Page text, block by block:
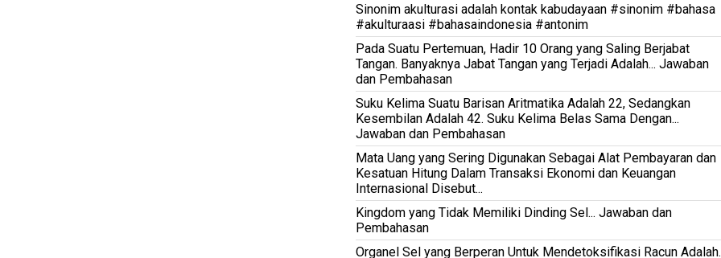
Sinonim akulturasi adalah kontak kabudayaan #sinonim #bahasa
#akulturaasi #bahasaindonesia #antonim
Pada Suatu Pertemuan, Hadir 10 Orang yang Saling Berjabat
Tangan. Banyaknya Jabat Tangan yang Terjadi Adalah... Jawaban
dan Pembahasan
Suku Kelima Suatu Barisan Aritmatika Adalah 22, Sedangkan
Kesembilan Adalah 42. Suku Kelima Belas Sama Dengan...
Jawaban dan Pembahasan
Mata Uang yang Sering Digunakan Sebagai Alat Pembayaran dan
Kesatuan Hitung Dalam Transaksi Ekonomi dan Keuangan
Internasional Disebut...
Kingdom yang Tidak Memiliki Dinding Sel... Jawaban dan
Pembahasan
Organel Sel yang Berperan Untuk Mendetoksifikasi Racun